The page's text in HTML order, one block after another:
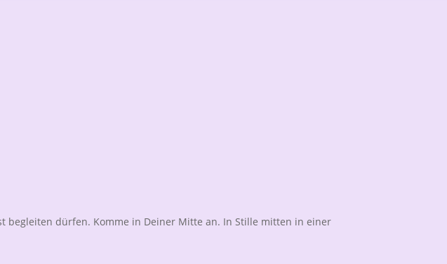
begleiten dürfen. Komme in Deiner Mitte an. In Stille mitten in einer